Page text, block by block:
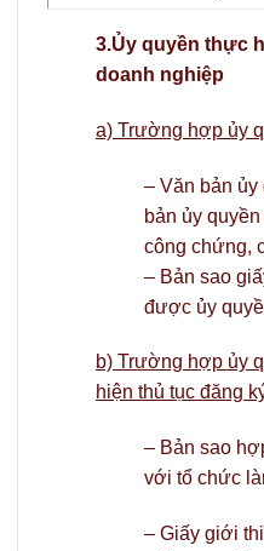
3.Ủy quyền thực
doanh nghiệp
a) Trường hợp ủy
– Văn bản ủy
bản ủy
công chứng,
– Bản sao
được ủy
b) Trường hợp ủy
hiện thủ tục đăng
– Bản sao
với tổ chức
– Giấy giới